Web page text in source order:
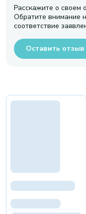
Расскажите о своем
Обратите внимание
соответствие
Оставить отзыв